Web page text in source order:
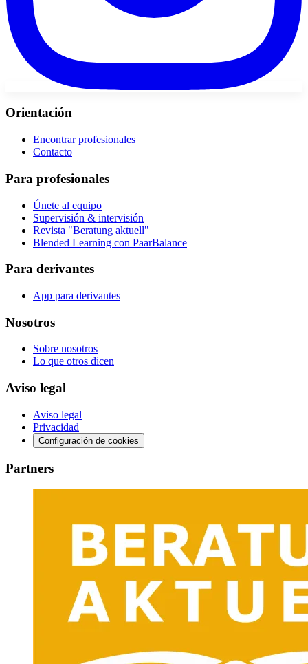
Orientación
Encontrar profesionales
Contacto
Para profesionales
Únete al equipo
Supervisión & intervisión
Revista "Beratung aktuell"
Blended Learning con PaarBalance
Para derivantes
App para derivantes
Nosotros
Sobre nosotros
Lo que otros dicen
Aviso legal
Aviso legal
Privacidad
Configuración de cookies
Partners